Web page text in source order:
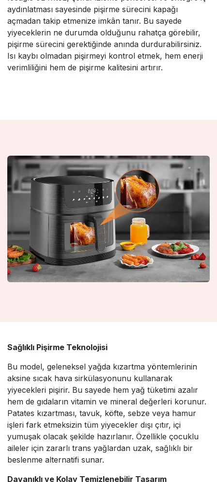
aydınlatması sayesinde pişirme sürecini kapağı
açmadan takip etmenize imkân tanır. Bu sayede
yiyeceklerin ne durumda olduğunu rahatça görebilir,
pişirme sürecini gerektiğinde anında durdurabilirsiniz.
Isı kaybı olmadan pişirmeyi kontrol etmek, hem enerji
verimliliğini hem de pişirme kalitesini artırır.
Sağlıklı Pişirme Teknolojisi
Bu model, geleneksel yağda kızartma yöntemlerinin
aksine sıcak hava sirkülasyonunu kullanarak
yiyecekleri pişirir. Bu sayede hem yağ tüketimi azalır
hem de gıdaların vitamin ve mineral değerleri korunur.
Patates kızartması, tavuk, köfte, sebze veya hamur
işleri fark etmeksizin tüm yiyecekler dışı çıtır, içi
yumuşak olacak şekilde hazırlanır. Özellikle çocuklu
aileler için zararlı trans yağlardan uzak, sağlıklı bir
beslenme alternatifi sunar.
Dayanıklı ve Kolay Temizlenebilir Tasarım